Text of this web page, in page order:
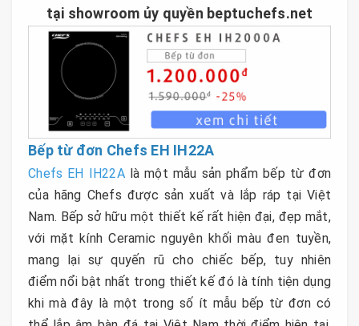
tại showroom ủy quyền beptuchefs.net
Bếp từ đơn Chefs EH IH22A
Chefs EH IH22Alà một mẫu sản phẩm bếp từ đơn
của hãng Chefs được sản xuất và lắp ráp tại Việt
Nam. Bếp sở hữu một thiết kế rất hiện đại, đẹp mắt,
với mặt kính Ceramic nguyên khối màu đen tuyền,
mang lại sự quyến rũ cho chiếc bếp, tuy nhiên
điểm nổi bật nhất trong thiết kế đó là tính tiện dụng
khi mà đây là một trong số ít mẫu bếp từ đơn có